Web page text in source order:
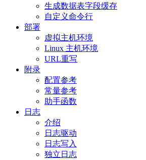
生成数据表字段缓存
自定义命令行
部署
虚拟主机环境
Linux 主机环境
URL重写
附录
配置参考
常量参考
助手函数
日志
介绍
日志驱动
日志写入
独立日志